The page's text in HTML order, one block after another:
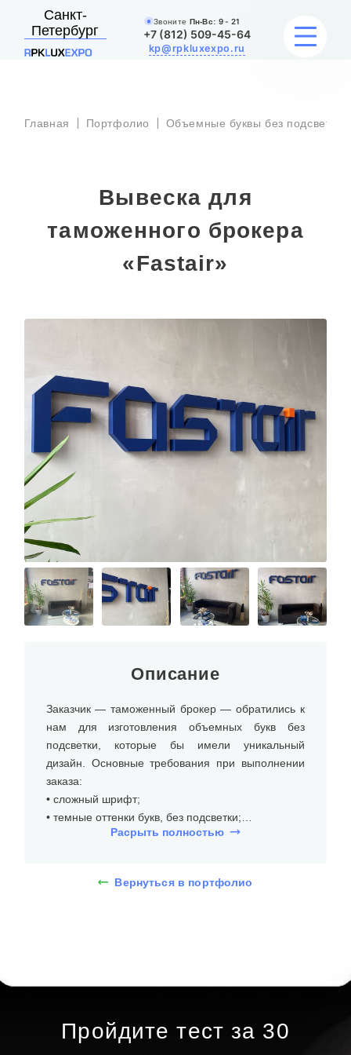
Санкт-
Петербург
Звоните Пн-Вс: 9 - 21
+7 (812) 509-45-64
kp@rpkluxexpo.ru
УСЛУГИ
БЛОГ
О КОМПАНИИ
Главная Портфолио Объемные буквы без подсветки
Вывеска для
таможенного брокера
«Fastair»
Описание
Заказчик — таможенный брокер — обратились к
нам для изготовления объемных букв без
подсветки, которые бы имели уникальный
дизайн. Основные требования при выполнении
заказа:
• сложный шрифт;
• темные оттенки букв, без подсветки;
• соответствие стилю бренда.
установки (на стене внутри помещения), бюджет
Расрыть полностью
Вернуться в портфолио
Пройдите тест за 30